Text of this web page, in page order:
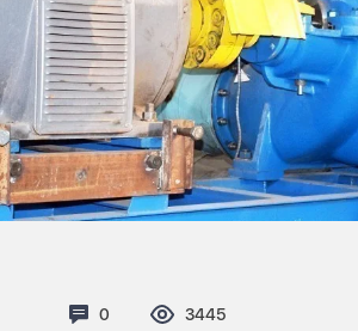
Комментариев:
0 Просмотров:
3445